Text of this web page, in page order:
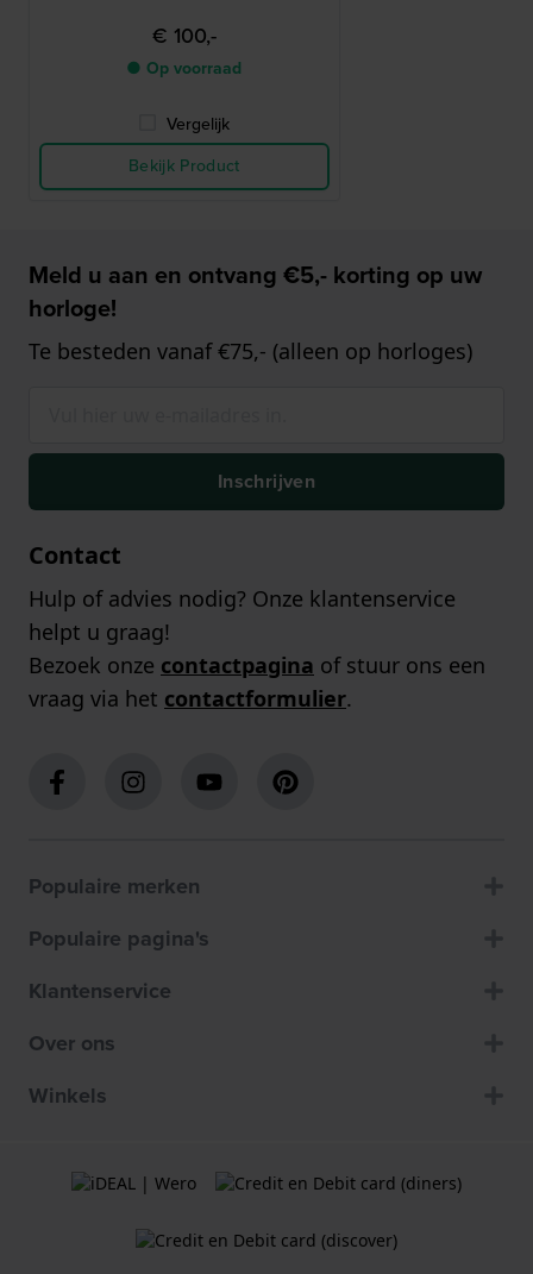
€ 100,-
● Op voorraad
Vergelijk
Bekijk Product
Meld u aan en ontvang €5,- korting op uw
horloge!
Te besteden vanaf €75,- (alleen op horloges)
Inschrijven
Contact
Hulp of advies nodig? Onze klantenservice
helpt u graag!
Bezoek onze contactpagina of stuur ons een
vraag via het contactformulier.
Populaire merken
Populaire pagina's
Klantenservice
Over ons
Winkels